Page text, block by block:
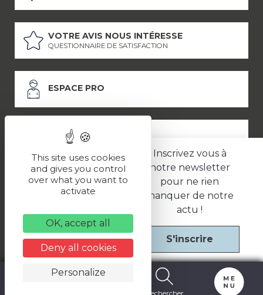
Rechercher
Inscrivez vous à
notre newsletter
pour ne rien
manquer de notre
actu !
S'inscrire
VOTRE AVIS NOUS INTÉRESSE
QUESTIONNAIRE DE SATISFACTION
ESPACE PRO
ESPACE PRESSE
LES PARTENAIRES
Politique de confidentialité
Une réalisation
This site uses cookies
and gives you control
over what you want to
activate
OK, accept all
Deny all cookies
Personalize